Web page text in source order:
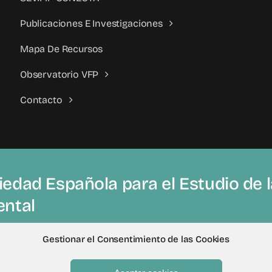
Gestionar el Consentimiento de las Cookies
Publicaciones E Investigaciones
Mapa De Recursos
Observatorio VFP
Contacto
Española para el Estudio de